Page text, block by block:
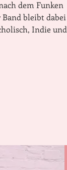
dem Funken
bleibt dabei
Indie und